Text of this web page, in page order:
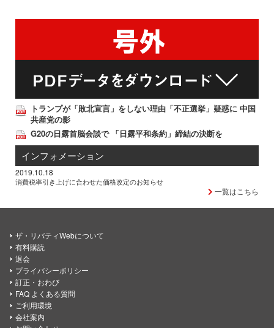
トランプが「敗北宣言」をしない理由「不正選挙」疑惑に 中国
共産党の影
G20の日露首脳会談で 「日露平和条約」締結の決断を
インフォメーション
2019.10.18
消費税率引き上げに合わせた価格改定のお知らせ
一覧はこちら
ザ・リバティWebについて
有料購読
退会
プライバシーポリシー
訂正・おわび
FAQ よくある質問
ご利用環境
会社案内